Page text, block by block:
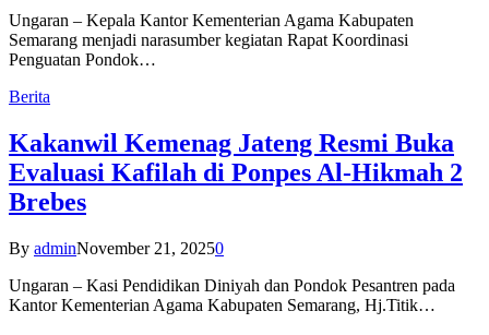
Ungaran – Kepala Kantor Kementerian Agama Kabupaten
Semarang menjadi narasumber kegiatan Rapat Koordinasi
Penguatan Pondok…
Berita
Kakanwil Kemenag Jateng Resmi Buka
Evaluasi Kafilah di Ponpes Al-Hikmah 2
Brebes
By adminNovember 21, 20250
Ungaran – Kasi Pendidikan Diniyah dan Pondok Pesantren pada
Kantor Kementerian Agama Kabupaten Semarang, Hj.Titik…